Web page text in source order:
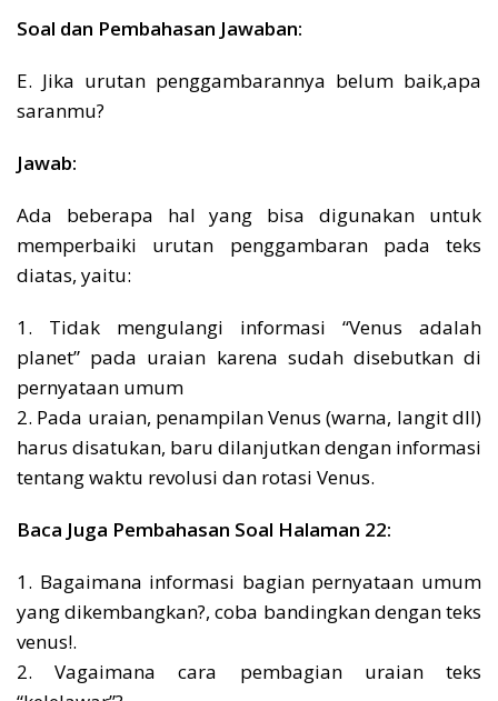
Soal dan Pembahasan Jawaban:
E. Jika urutan penggambarannya belum baik,apa
saranmu?
Jawab:
Ada beberapa hal yang bisa digunakan untuk
memperbaiki urutan penggambaran pada teks
diatas, yaitu:
1. Tidak mengulangi informasi “Venus adalah
planet” pada uraian karena sudah disebutkan di
pernyataan umum
2. Pada uraian, penampilan Venus (warna, langit dll)
harus disatukan, baru dilanjutkan dengan informasi
tentang waktu revolusi dan rotasi Venus.
Baca Juga Pembahasan Soal Halaman 22:
1. Bagaimana informasi bagian pernyataan umum
yang dikembangkan?, coba bandingkan dengan teks
venus!.
2. Vagaimana cara pembagian uraian teks